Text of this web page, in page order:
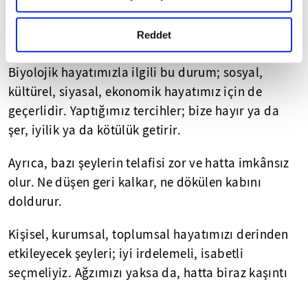
gerçekleştirilen veri işleme faaliyetleri ile ilgili daha
detaylı bilgi almak için lütfentıklayınız.
Reddet
karıştırdığımızda ise ömrümüz sona eriyor ve
Biyolojik hayatımızla ilgili bu durum; sosyal,
kültürel, siyasal, ekonomik hayatımız için de
geçerlidir. Yaptığımız tercihler; bize hayır ya da
şer, iyilik ya da kötülük getirir.
Ayrıca, bazı şeylerin telafisi zor ve hatta imkânsız
olur. Ne düşen geri kalkar, ne dökülen kabını
doldurur.
Kişisel, kurumsal, toplumsal hayatımızı derinden
etkileyecek şeyleri; iyi irdelemeli, isabetli
seçmeliyiz. Ağzımızı yaksa da, hatta biraz kaşıntı